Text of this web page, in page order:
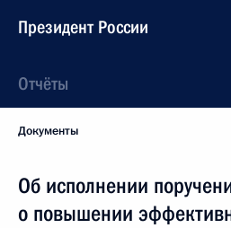
Президент России
Отчёты
Документы
Об исполнении
о повышении